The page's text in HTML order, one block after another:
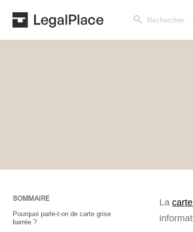
for:
SOMMAIRE
Pourquoi parle-t-on de carte grise
barrée ?
La